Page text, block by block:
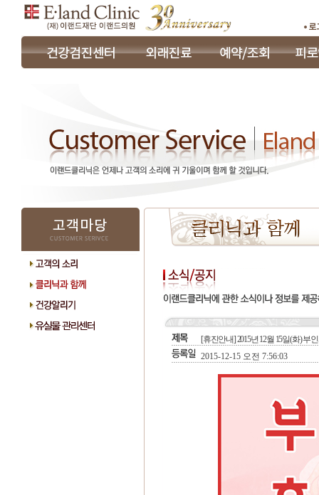
[휴진안내] 2015년 12월 15일(화) 부
2015-12-15 오전 7:56:03